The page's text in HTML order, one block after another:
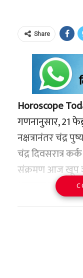
Share
Horoscope
गणनानुसार, 21
नक्षत्रानंतर चंद्र
चंद्र दिवसरात्र
संक्रमण आज खूप
आपल्या
आणि चंद्र